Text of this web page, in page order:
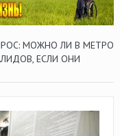
МОЖНО ЛИ В МЕТРО
ЕСЛИ ОНИ